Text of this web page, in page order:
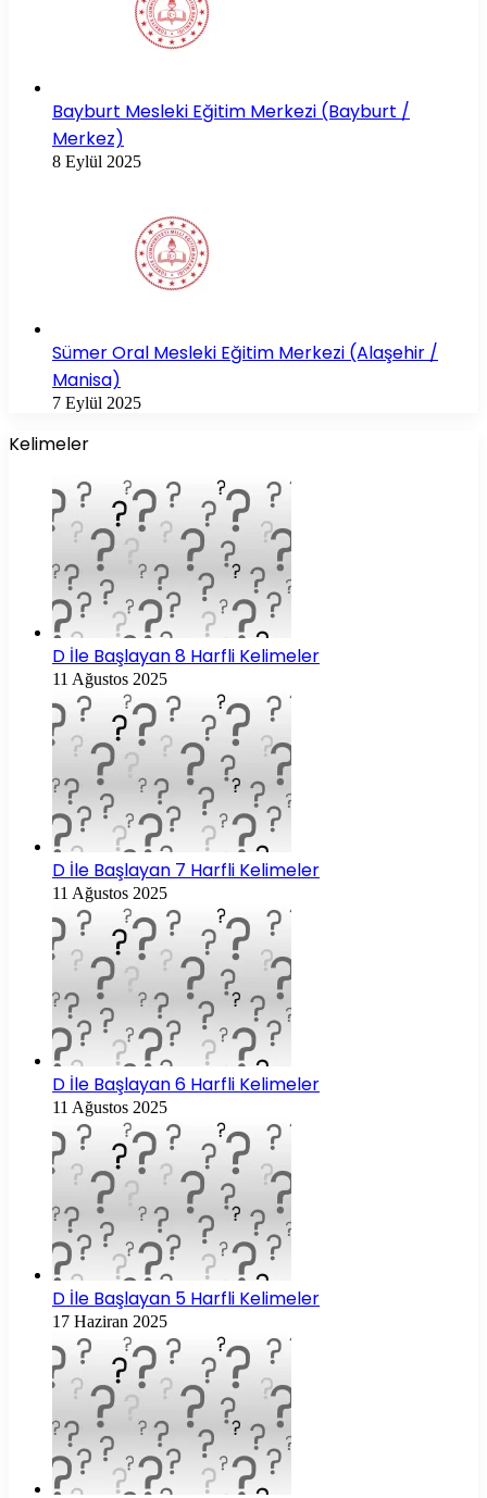
Bayburt Mesleki Eğitim Merkezi (Bayburt /
Merkez)
8 Eylül 2025
Sümer Oral Mesleki Eğitim Merkezi (Alaşehir /
Manisa)
7 Eylül 2025
Kelimeler
D İle Başlayan 8 Harfli Kelimeler
11 Ağustos 2025
D İle Başlayan 7 Harfli Kelimeler
11 Ağustos 2025
D İle Başlayan 6 Harfli Kelimeler
11 Ağustos 2025
D İle Başlayan 5 Harfli Kelimeler
17 Haziran 2025